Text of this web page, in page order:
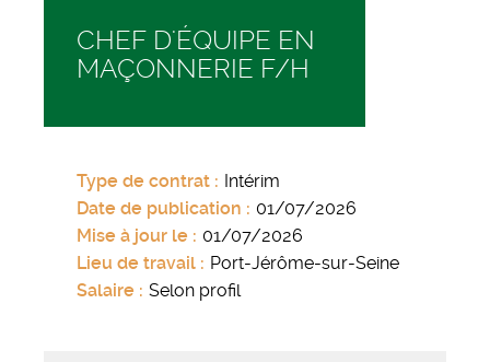
CHEF D'ÉQUIPE EN
MAÇONNERIE F/H
Type de contrat
Intérim
Date de publication
01/07/2026
Mise à jour le
01/07/2026
Lieu de travail
Port-Jérôme-sur-Seine
Salaire
Selon profil